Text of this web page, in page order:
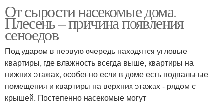
Квартирные насекомые
насекомые
Насекомые в ванной
фото
Насекомые в ванной как
От сырости насекомые дома.
Плесень – причина появления
сеноедов
Под ударом в первую очередь находятся угловые
квартиры, где влажность всегда выше, квартиры на
нижних этажах, особенно если в доме есть подвальные
помещения и квартиры на верхних этажах - рядом с
крышей. Постепенно насекомые могут